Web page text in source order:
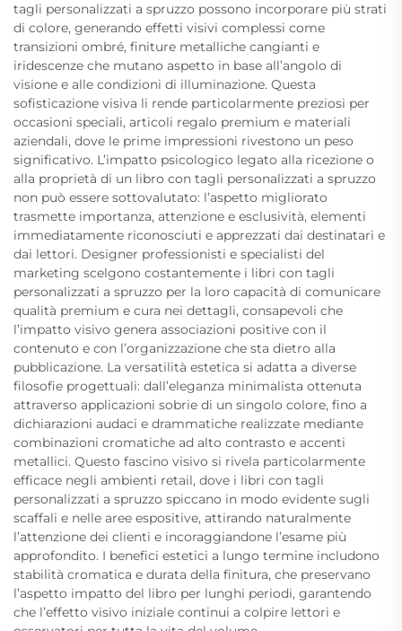
tagli personalizzati a spruzzo possono incorporare più strati
di colore, generando effetti visivi complessi come
transizioni ombré, finiture metalliche cangianti e
iridescenze che mutano aspetto in base all’angolo di
visione e alle condizioni di illuminazione. Questa
sofisticazione visiva li rende particolarmente preziosi per
occasioni speciali, articoli regalo premium e materiali
aziendali, dove le prime impressioni rivestono un peso
significativo. L’impatto psicologico legato alla ricezione o
alla proprietà di un libro con tagli personalizzati a spruzzo
non può essere sottovalutato: l’aspetto migliorato
trasmette importanza, attenzione e esclusività, elementi
immediatamente riconosciuti e apprezzati dai destinatari e
dai lettori. Designer professionisti e specialisti del
marketing scelgono costantemente i libri con tagli
personalizzati a spruzzo per la loro capacità di comunicare
qualità premium e cura nei dettagli, consapevoli che
l’impatto visivo genera associazioni positive con il
contenuto e con l’organizzazione che sta dietro alla
pubblicazione. La versatilità estetica si adatta a diverse
filosofie progettuali: dall’eleganza minimalista ottenuta
attraverso applicazioni sobrie di un singolo colore, fino a
dichiarazioni audaci e drammatiche realizzate mediante
combinazioni cromatiche ad alto contrasto e accenti
metallici. Questo fascino visivo si rivela particolarmente
efficace negli ambienti retail, dove i libri con tagli
personalizzati a spruzzo spiccano in modo evidente sugli
scaffali e nelle aree espositive, attirando naturalmente
l’attenzione dei clienti e incoraggiandone l’esame più
approfondito. I benefici estetici a lungo termine includono
stabilità cromatica e durata della finitura, che preservano
l’aspetto impatto del libro per lunghi periodi, garantendo
che l’effetto visivo iniziale continui a colpire lettori e